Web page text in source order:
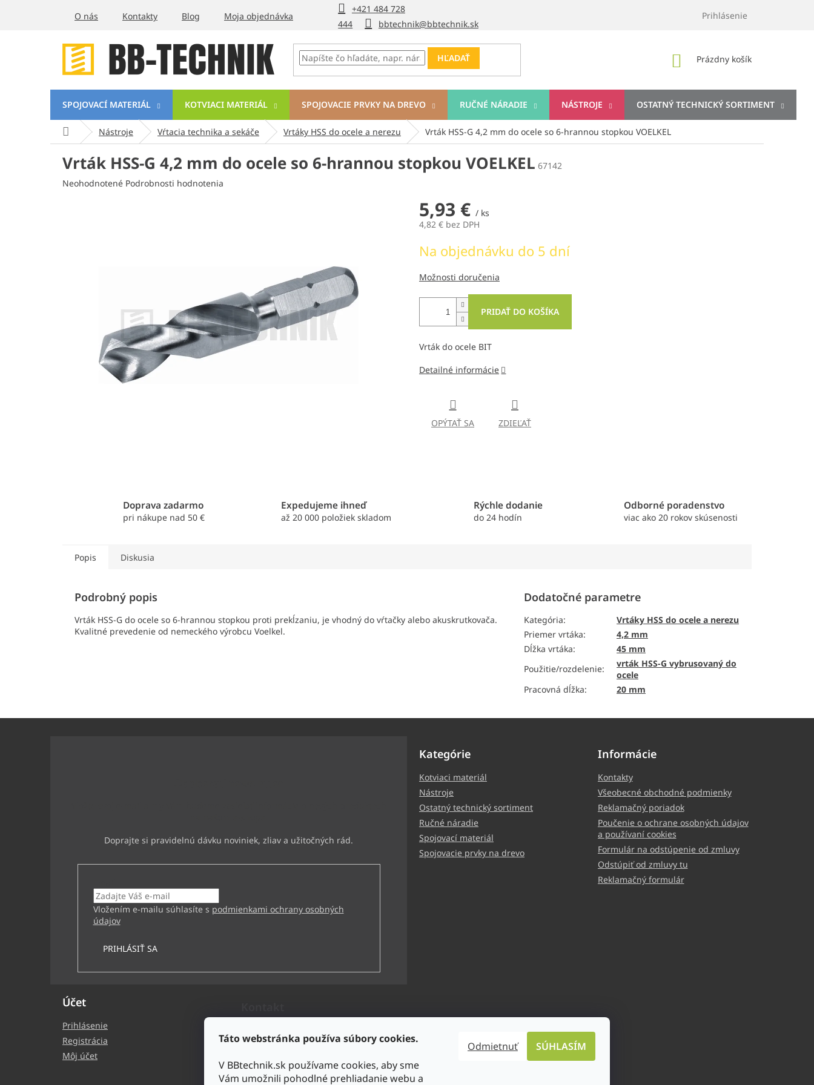
Táto webstránka používa súbory cookies.
V BBtechnik.sk používame cookies, aby sme
Vám umožnili pohodlné prehliadanie webu a
Odmietnuť SÚHLASÍM
+421 484 728
444
bbtechnik@bbtechnik.sk
O nás Kontakty Blog Moja objednávka Prihlásenie
HĽADAŤ
NÁKUPNÝ
Prázdny košík
SPOJOVACÍ MATERIÁL KOTVIACI MATERIÁL SPOJOVACIE PRVKY NA DREVO RUČNÉ NÁRADIE NÁSTROJE OSTATNÝ TECHNICKÝ SORTIMENT
DomovNástroje Vŕtacia technika a sekáče Vrtáky HSS do ocele a nerezu Vrták HSS-G 4,2 mm do ocele so 6-hrannou stopkou VOELKEL
Vrták HSS-G 4,2 mm do ocele so 6-hrannou stopkou VOELKEL 67142
Priemerné
Neohodnotené Podrobnosti hodnotenia
5,93 € / ks
4,82 € bez DPH
cena:
Na objednávku do 5 dní
Možnosti doručenia
PRIDAŤ DO KOŠÍKA
Vrták do ocele BIT
Detailné informácie
OPÝTAŤ SA ZDIEĽAŤ
Doprava zadarmo
pri nákupe nad 50 €
Expedujeme ihneď
až 20 000 položiek skladom
Rýchle dodanie
do 24 hodín
Odborné poradenstvo
viac ako 20 rokov skúsenosti
Popis Diskusia
Podrobný popis
Vrták HSS-G do ocele so 6-hrannou stopkou proti prekĺzaniu, je vhodný do vŕtačky alebo akuskrutkovača.
Kvalitné prevedenie od nemeckého výrobcu Voelkel.
Dodatočné parametre
Kategória:
Vrtáky HSS do ocele a nerezu
Priemer vrtáka:
4,2 mm
Dĺžka vrtáka:
45 mm
Použitie/rozdelenie:
vrták HSS-G vybrusovaný do
ocele
Pracovná dĺžka: 20 mm
Vložením e-mailu súhlasíte s podmienkami ochrany osobných
údajov
PRIHLÁSIŤ SA
Kategórie
Kotviaci materiál
Nástroje
Ostatný technický sortiment
Ručné náradie
Spojovací materiál
Spojovacie prvky na drevo
Informácie
Kontakty
Všeobecné obchodné podmienky
Reklamačný poriadok
Poučenie o ochrane osobných údajov
a používaní cookies
Formulár na odstúpenie od zmluvy
Odstúpiť od zmluvy tu
Reklamačný formulár
Účet
Prihlásenie
Registrácia
Môj účet
bbtechnik
bbtechnik.sk
BB-TECHNIK s.r.o